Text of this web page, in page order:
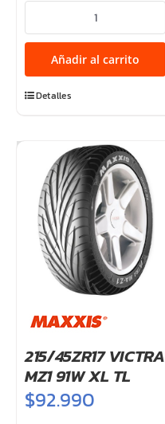
205/50ZRF17
M36+
RUNFLAT
XL
TL
Añadir al carrito
Detalles
215/45ZR17 VICTRA
MZ1 91W XL TL
$92.990